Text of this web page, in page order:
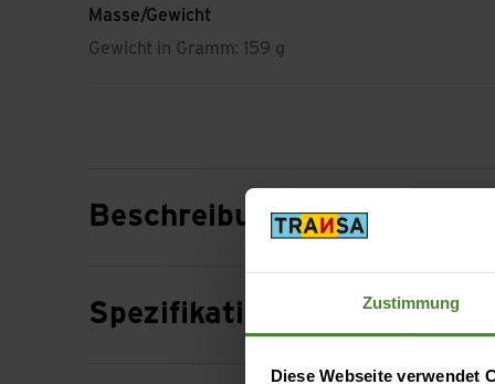
Zustimmung
Diese Webseite verwendet
Masse/Gewicht
Gewicht in Gramm: 159 g
Beschreibung
Spezifikation